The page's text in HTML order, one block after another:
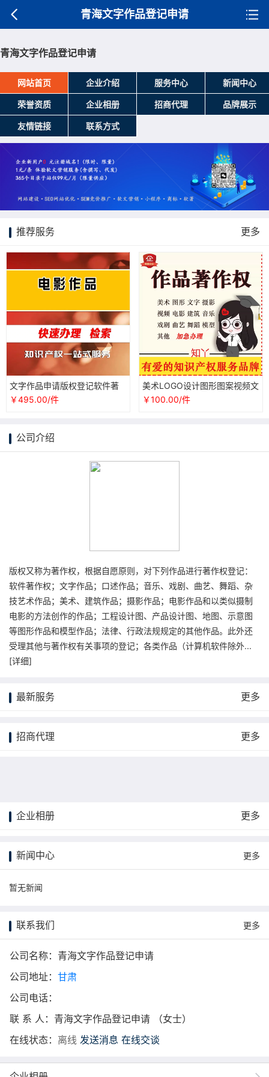
青海文字作品登记申请
青海文字作品登记申请
网站首页 企业介绍 服务中心 新闻中心
荣誉资质 企业相册 招商代理 品牌展示
友情链接 联系方式
推荐服务 更多
文字作品申请版权登记软件著
作权图像影视口述美术作品集
￥495.00/件
美术LOGO设计图形图案视频文
字作品版权登记软件著作权申
￥100.00/件
公司介绍
版权又称为著作权，根据自愿原则，对下列作品进行著作权登记：
软件著作权；文字作品；口述作品；音乐、戏剧、曲艺、舞蹈、杂
技艺术作品；美术、建筑作品；摄影作品；电影作品和以类似摄制
电影的方法创作的作品；工程设计图、产品设计图、地图、示意图
等图形作品和模型作品；法律、行政法规规定的其他作品。此外还
受理其他与著作权有关事项的登记；各类作品（计算机软件除外...
[详细]
最新服务 更多
招商代理 更多
企业相册 更多
新闻中心 更多
暂无新闻
联系我们 更多
公司名称：青海文字作品登记申请
公司地址： 甘肃
公司电话：
联 系 人：青海文字作品登记申请 （女士）
在线状态： 离线 发送消息 在线交谈